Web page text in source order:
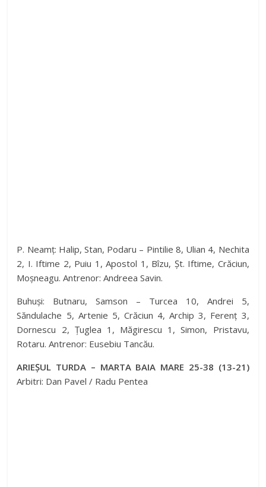
P. Neamț: Halip, Stan, Podaru – Pintilie 8, Ulian 4, Nechita
2, I. Iftime 2, Puiu 1, Apostol 1, Bîzu, Șt. Iftime, Crăciun,
Moșneagu. Antrenor: Andreea Savin.
Buhuși: Butnaru, Samson – Turcea 10, Andrei 5,
Săndulache 5, Artenie 5, Crăciun 4, Archip 3, Ferenț 3,
Dornescu 2, Țuglea 1, Măgirescu 1, Simon, Pristavu,
Rotaru. Antrenor: Eusebiu Tancău.
ARIEȘUL TURDA – MARTA BAIA MARE 25-38 (13-21)
Arbitri: Dan Pavel / Radu Pentea